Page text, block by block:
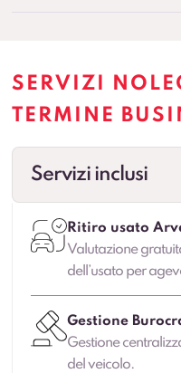
SERVIZI
TERMINE
Servizi inclusi
Ritiro usato
Valutazione
dell’usato per
Gestione
Gestione
del veicolo.